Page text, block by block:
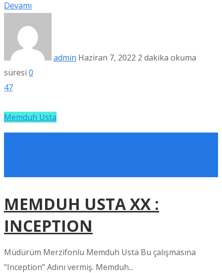
Devamı
admin Haziran 7, 2022 2 dakika okuma
süresi 0
47
Memduh Usta
MEMDUH USTA XX :
INCEPTION
Müdürüm Merzifonlu Memduh Usta Bu çalışmasına
“Inception” Adını vermiş. Memduh...